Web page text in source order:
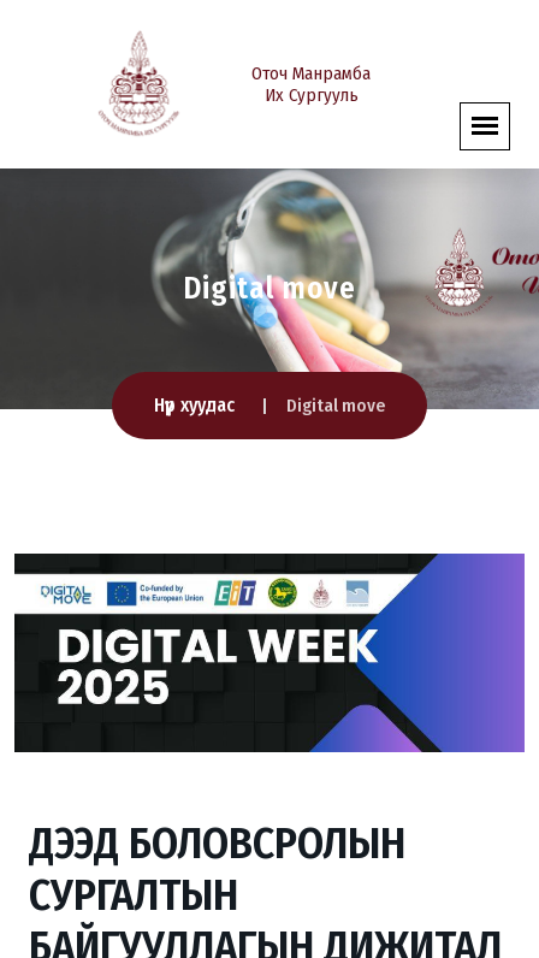
Оточ Манрамба
Их Сургууль
Digital move
Нүүр хуудас Digital move
ДЭЭД БОЛОВСРОЛЫН
СУРГАЛТЫН
БАЙГУУЛЛАГЫН ДИЖИТАЛ